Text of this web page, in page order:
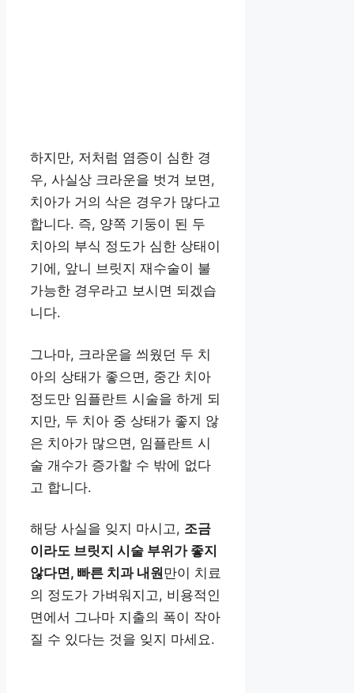
하지만, 저처럼 염증이 심한 경
우, 사실상 크라운을 벗겨 보면,
치아가 거의 삭은 경우가 많다고
합니다. 즉, 양쪽 기둥이 된 두
치아의 부식 정도가 심한 상태이
기에, 앞니 브릿지 재수술이 불
가능한 경우라고 보시면 되겠습
니다.
그나마, 크라운을 씌웠던 두 치
아의 상태가 좋으면, 중간 치아
정도만 임플란트 시술을 하게 되
지만, 두 치아 중 상태가 좋지 않
은 치아가 많으면, 임플란트 시
술 개수가 증가할 수 밖에 없다
고 합니다.
해당 사실을 잊지 마시고, 조금
이라도 브릿지 시술 부위가 좋지
않다면, 빠른 치과 내원만이 치료
의 정도가 가벼워지고, 비용적인
면에서 그나마 지출의 폭이 작아
질 수 있다는 것을 잊지 마세요.